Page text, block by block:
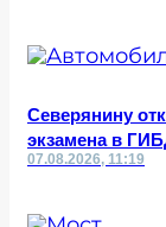
Северянину
экзамена в
07.08.2026, 11:19